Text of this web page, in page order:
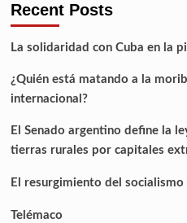
Recent Posts
La solidaridad con Cuba en la
¿Quién está matando a la
internacional?
El Senado argentino define la
tierras rurales por capitales
El resurgimiento del socialismo
Telémaco